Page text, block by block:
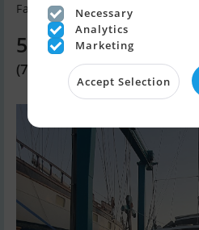
Faro, Portugal
589.740 DKK
(79.000 EUR)
Necessary
Analytics
Marketing
Accept Selection